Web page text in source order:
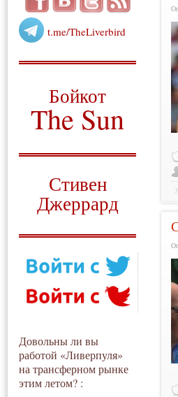
t.me/TheLiverbird
Бойкот
The Sun
Стивен
Джеррард
Довольны ли вы
работой «Ливерпуля»
на трансферном рынке
этим летом? :